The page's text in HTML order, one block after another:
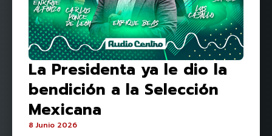
La Presidenta ya le dio la
bendición a la Selección
Mexicana
8 Junio 2026